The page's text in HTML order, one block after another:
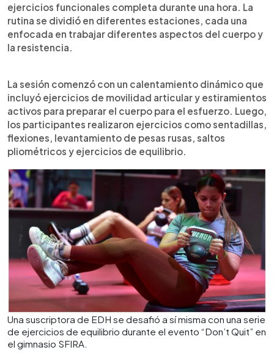
ejercicios funcionales completa durante una hora. La
rutina se dividió en diferentes estaciones, cada una
enfocada en trabajar diferentes aspectos del cuerpo y
la resistencia.
La sesión comenzó con un calentamiento dinámico que
incluyó ejercicios de movilidad articular y estiramientos
activos para preparar el cuerpo para el esfuerzo. Luego,
los participantes realizaron ejercicios como sentadillas,
flexiones, levantamiento de pesas rusas, saltos
pliométricos y ejercicios de equilibrio.
Una suscriptora de EDH se desafió a sí misma con una serie
de ejercicios de equilibrio durante el evento “Don’t Quit” en
el gimnasio SFIRA.